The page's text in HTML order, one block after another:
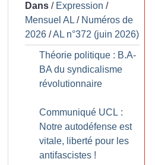
Dans / Expression /
Mensuel AL / Numéros de
2026 /AL n°372 (juin 2026)
Théorie politique : B.A-
BA du syndicalisme
révolutionnaire
Communiqué UCL :
Notre autodéfense est
vitale, liberté pour les
antifascistes !